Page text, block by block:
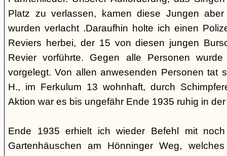
Platz zu verlassen, kamen diese Jungen
wurden verlacht .Daraufhin holte ich einen
Reviers herbei, der 15 von diesen jungen
Revier vorführte. Gegen alle Personen
vorgelegt. Von allen anwesenden Personen tat
H., im Ferkulum 13 wohnhaft, durch
Aktion war es bis ungefähr Ende 1935 ruhig in
Ende 1935 erhielt ich wieder Befehl mit
Gartenhäuschen am Hönninger Weg,